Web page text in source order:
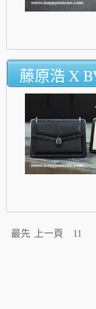
藤原浩 X
最先 上一頁 11